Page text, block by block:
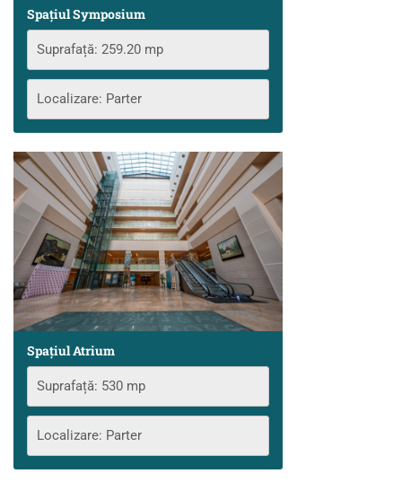
Spațiul Symposium
Suprafață: 259.20 mp
Localizare: Parter
Spațiul Atrium
Suprafață: 530 mp
Localizare: Parter